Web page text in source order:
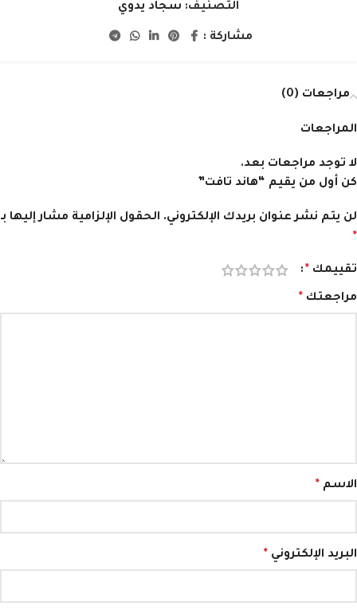
التصنيف: سجاد يدوي
مشاركة :
مراجعات (0)
المراجعات
لا توجد مراجعات بعد.
كن أول من يقيم “هاند تافت”
لن يتم نشر عنوان بريدك الإلكتروني. الحقول الإلزامية مشار إليها بـ
*
تقييمك *
مراجعتك *
الاسم *
البريد الإلكتروني *